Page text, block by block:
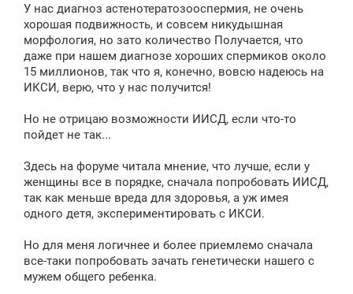
У нас диагноз астенотератозооспермия, не очень
хорошая подвижность, и совсем никудышная
морфология, но зато количество Получается, что
даже при нашем диагнозе хороших спермиков около
15 миллионов, так что я, конечно, вовсю надеюсь на
ИКСИ, верю, что у нас получится!
Но не отрицаю возможности ИИСД, если что-то
пойдет не так...
Здесь на форуме читала мнение, что лучше, если у
женщины все в порядке, сначала попробовать ИИСД,
так как меньше вреда для здоровья, а уж имея
одного детя, экспериментировать с ИКСИ.
Но для меня логичнее и более приемлемо сначала
все-таки попробовать зачать генетически нашего с
мужем общего ребенка.